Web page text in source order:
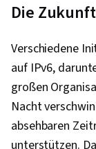
Die
Verschiedene
auf IPv6,
großen
Nacht
absehbaren
unterstützen.